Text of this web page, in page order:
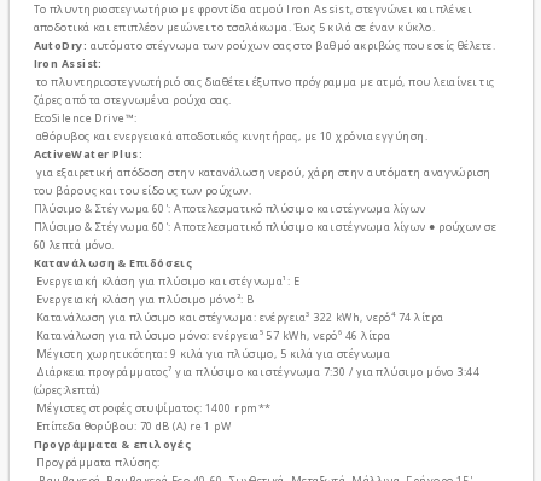
Το πλυντηριοστεγνωτήριο με φροντίδα ατμού Iron Assist, στεγνώνει και πλένει
αποδοτικά και επιπλέον μειώνει το τσαλάκωμα. Έως 5 κιλά σε έναν κύκλο.
AutoDry: αυτόματο στέγνωμα των ρούχων σας στο βαθμό ακριβώς που εσείς θέλετε.
Iron Assist:
το πλυντηριοστεγνωτήριό σας διαθέτει έξυπνο πρόγραμμα με ατμό, που λειαίνει τις
ζάρες από τα στεγνωμένα ρούχα σας.
EcoSilence Drive™:
αθόρυβος και ενεργειακά αποδοτικός κινητήρας, με 10 χρόνια εγγύηση.
ActiveWater Plus:
για εξαιρετική απόδοση στην κατανάλωση νερού, χάρη στην αυτόματη αναγνώριση
του βάρους και του είδους των ρούχων.
Πλύσιμο & Στέγνωμα 60': Αποτελεσματικό πλύσιμο και στέγνωμα λίγων
Πλύσιμο & Στέγνωμα 60': Αποτελεσματικό πλύσιμο και στέγνωμα λίγων ● ρούχων σε
60 λεπτά μόνο.
Κατανάλωση & Επιδόσεις
Ενεργειακή κλάση για πλύσιμο και στέγνωμα¹: E
Ενεργειακή κλάση για πλύσιμο μόνο²: B
Κατανάλωση για πλύσιμο και στέγνωμα: ενέργεια³ 322 kWh, νερό⁴ 74 λίτρα
Κατανάλωση για πλύσιμο μόνο: ενέργεια⁵ 57 kWh, νερό⁶ 46 λίτρα
Μέγιστη χωρητικότητα: 9 κιλά για πλύσιμο, 5 κιλά για στέγνωμα
Διάρκεια προγράμματος⁷ για πλύσιμο και στέγνωμα 7:30 / για πλύσιμο μόνο 3:44
(ώρες:λεπτά)
Μέγιστες στροφές στυψίματος: 1400 rpm**
Επίπεδα θορύβου: 70 dB (A) re 1 pW
Προγράμματα & επιλογές
Προγράμματα πλύσης: